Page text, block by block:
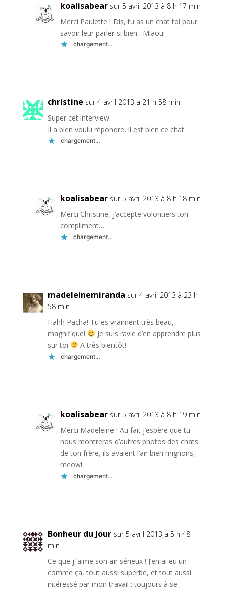
koalisabear sur 5 avril 2013 à 8 h 17 min
Merci Paulette ! Dis, tu as un chat toi pour
savoir leur parler si bien…Miaou!
chargement…
christine sur 4 avril 2013 à 21 h 58 min
Super cet interview.
Il a bien voulu répondre, il est bien ce chat.
chargement…
koalisabear sur 5 avril 2013 à 8 h 18 min
Merci Christine, j’accepte volontiers ton
compliment…
chargement…
madeleinemiranda sur 4 avril 2013 à 23 h
58 min
Hahh Pacha! Tu es vraiment très beau,
magnifique!
Je suis ravie d’en apprendre plus
sur toi
A très bientôt!
chargement…
koalisabear sur 5 avril 2013 à 8 h 19 min
Merci Madeleine ! Au fait j’espère que tu
nous montreras d’autres photos des chats
de ton frère, ils avaient l’air bien mignons,
meow!
chargement…
Bonheur du Jour sur 5 avril 2013 à 5 h 48
min
Ce que j ‘aime son air sérieux ! J’en ai eu un
comme ça, tout aussi superbe, et tout aussi
intéressé par mon travail : toujours à se